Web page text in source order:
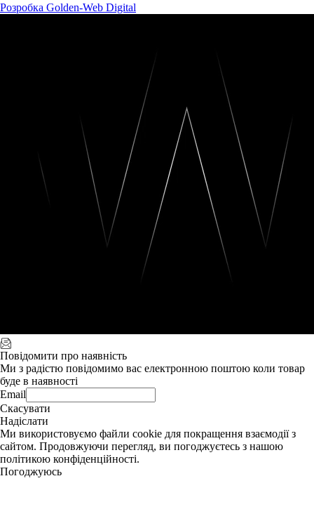
Розробка Golden-Web Digital
Повідомити про наявність
Ми з радістю повідомимо вас електронною поштою коли товар
буде в наявності
Email
Скасувати
Надіслати
Ми використовуємо файли cookie для покращення взаємодії з
сайтом. Продовжуючи перегляд, ви погоджуєтесь з нашою
політикою конфіденційності.
Погоджуюсь